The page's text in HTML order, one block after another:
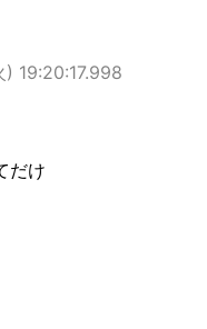
19:20:17.998
だけ